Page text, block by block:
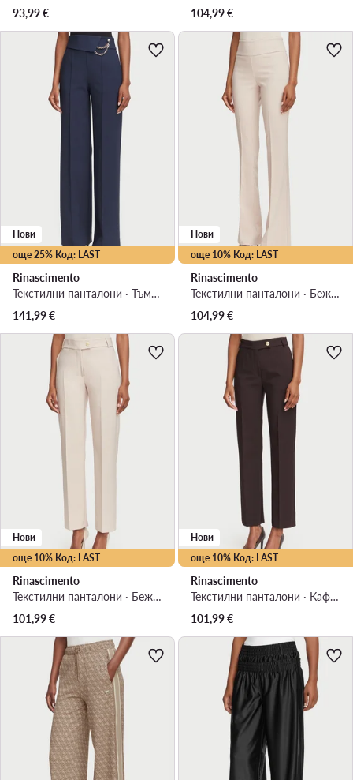
93,99€
104,99€
още 25% Код: LAST
Нови
Rinascimento
Текстилни панталони · Тъмносин · Regular Fit
141,99€
още 10% Код: LAST
Нови
Rinascimento
Текстилни панталони · Бежов · Regular Fit
104,99€
още 10% Код: LAST
Нови
Rinascimento
Текстилни панталони · Бежов · Regular Fit
101,99€
още 10% Код: LAST
Нови
Rinascimento
Текстилни панталони · Кафяв · Regular Fit
101,99€